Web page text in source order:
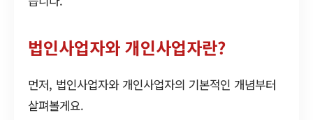
법인사업자와 개인사업자란?
먼저, 법인사업자와 개인사업자의 기본적인 개념부터
살펴볼게요.